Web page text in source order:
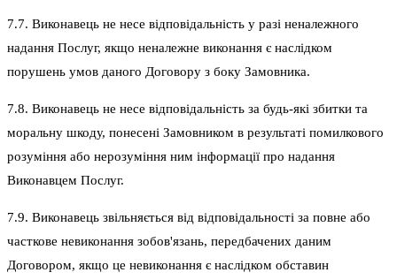
7.7. Виконавець не несе відповідальність у разі неналежного
надання Послуг, якщо неналежне виконання є наслідком
порушень умов даного Договору з боку Замовника.
7.8. Виконавець не несе відповідальність за будь-які збитки та
моральну шкоду, понесені Замовником в результаті помилкового
розуміння або нерозуміння ним інформації про надання
Виконавцем Послуг.
7.9. Виконавець звільняється від відповідальності за повне або
часткове невиконання зобов'язань, передбачених даним
Договором, якщо це невиконання є наслідком обставин